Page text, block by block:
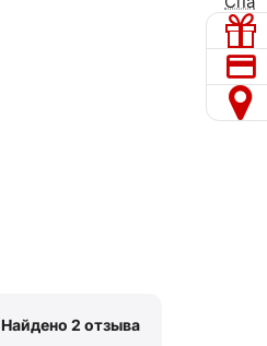
Найдено 2 отзыва